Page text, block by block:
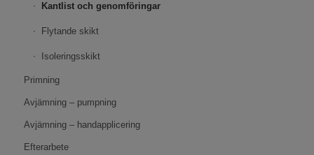
Kantlist och genomföringar
Flytande skikt
Isoleringsskikt
Primning
Avjämning – pumpning
Avjämning – handapplicering
Efterarbete